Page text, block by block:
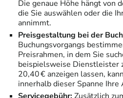
Die genaue Höhe hängt von
die Sie auswählen oder die
annimmt.
Preisgestaltung bei der
Buchungsvorgangs
Preisrahmen, in dem Sie
beispielsweise Dienstleister
20,40 € anzeigen lassen,
innerhalb dieser Spanne Ihre